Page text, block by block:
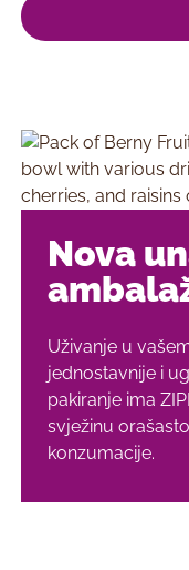
Nova
Uživanje u
jednostavnije i
pakiranje ima
svježinu
konzumacije.